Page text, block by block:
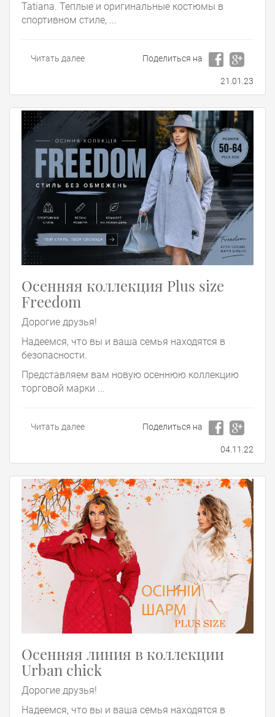
Tatiana. Теплые и оригинальные костюмы в
спортивном стиле, ...
Читать далее Поделиться на
21.01.23
Осенняя коллекция Plus size
Freedom
Дорогие друзья!
Надеемся, что вы и ваша семья находятся в
безопасности.
Представляем вам новую осеннюю коллекцию
торговой марки ...
Читать далее Поделиться на
04.11.22
Осенняя линия в коллекции
Urban chick
Дорогие друзья!
Надеемся, что вы и ваша семья находятся в